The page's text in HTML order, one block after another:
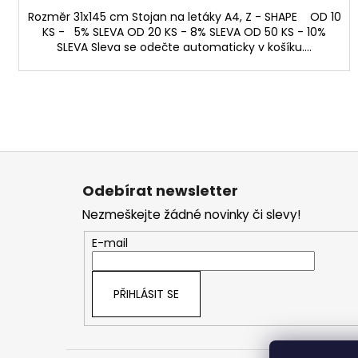
Rozměr 31x145 cm Stojan na letáky A4, Z - SHAPE OD 10
KS - 5% SLEVA OD 20 KS - 8% SLEVA OD 50 KS - 10%
SLEVA Sleva se odečte automaticky v košíku....
Z
Odebírat newsletter
Nezmeškejte žádné novinky či slevy!
E-mail
PŘIHLÁSIT SE